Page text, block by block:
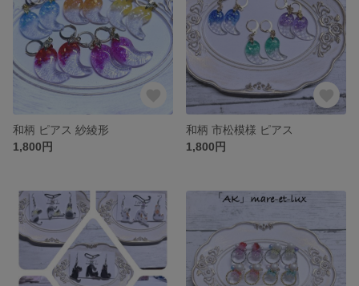
和柄 ピアス 紗綾形
1,800円
和柄 市松模様 ピアス
1,800円